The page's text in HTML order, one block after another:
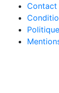
Contact